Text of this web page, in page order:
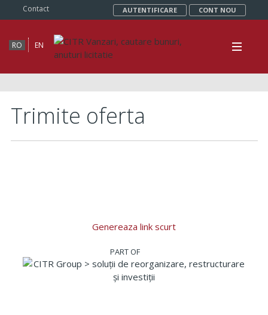
Contact AUTENTIFICARE CONT NOU
RO EN
Trimite oferta
Genereaza link scurt